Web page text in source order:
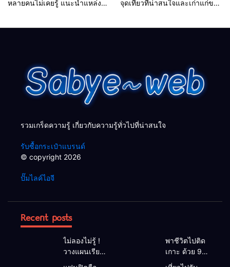
หลายคนไม่เคยรู้ แนะนำแหล่ง
จุดเที่ยวที่น่าสนใจและเก่าแก่ของ
รวมเกร็ดความรู้ เกี่ยวกับความรู้ทั่วไปที่น่าสนใจ
รับซื้อกระเป๋าแบรนด์
© copyright 2026
ปั๊มไลค์ไอจี
Recent posts
ไม่ลองไม่รู้ !
วางแผนเรียน
ต่อ ป.ตรี ต่าง
พาชีวิตไปติด
เกาะ ด้วย 9
เกาะกระบี่วิว